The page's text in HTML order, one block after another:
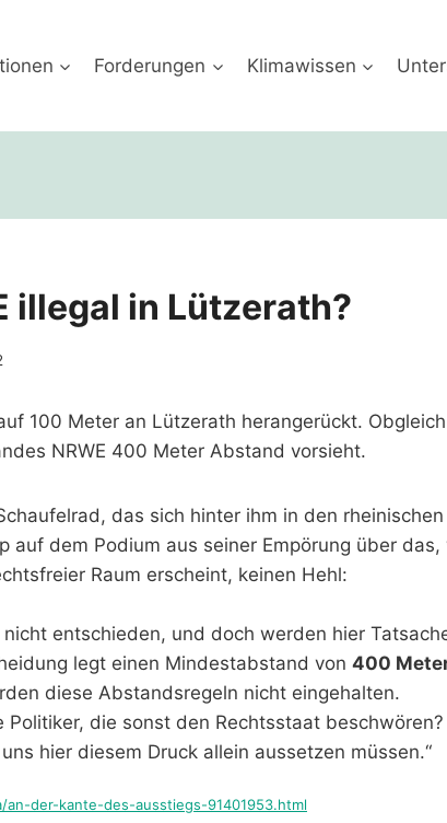
Forderungen Klimawissen
illegal in Lützerath?
100 Meter an Lützerath herangerückt.
NRWE 400 Meter Abstand vorsieht.
das sich hinter ihm in den
auf dem Podium aus seiner Empörung über das,
Raum erscheint, keinen Hehl:
nicht entschieden, und doch werden hier
legt einen Mindestabstand von 400
diese Abstandsregeln nicht eingehalten.
Politiker, die sonst den Rechtsstaat
hier diesem Druck allein aussetzen müssen.“
der-kante-des-ausstiegs-91401953.html